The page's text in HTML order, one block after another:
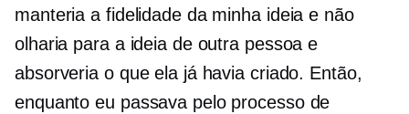
manteria a fidelidade da minha ideia e não
olharia para a ideia de outra pessoa e
absorveria o que ela já havia criado. Então,
enquanto eu passava pelo processo de